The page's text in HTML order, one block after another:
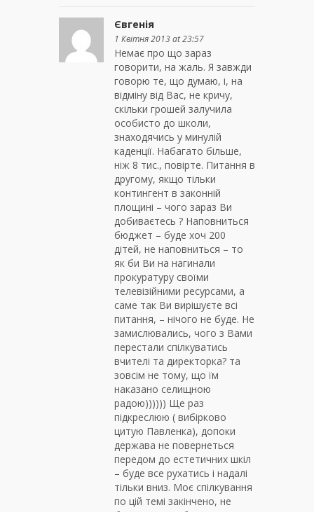
Євгенія
1 Квітня 2013 at 23:57
Немає про що зараз
говорити, на жаль. Я завжди
говорю те, що думаю, і, на
відміну від Вас, не кричу,
скільки грошей залучила
особисто до школи,
знаходячись у минулій
каденції. Набагато більше,
ніж 8 тис., повірте. Питання в
другому, якщо тільки
контингент в законній
площині – чого зараз Ви
добиваєтесь ? Наповниться
бюджет – буде хоч 200
дітей, не наповниться – то
як би Ви на нагинали
прокуратуру своїми
телевізійними ресурсами, а
саме так Ви вирішуєте всі
питання, – нічого не буде. Не
замислювались, чого з Вами
перестали спілкуватись
вчителі та директорка? та
зовсім не тому, що їм
наказано селищною
радою)))))) Ще раз
підкреслюю ( вибірково
цитую Павленка), допоки
держава не повернеться
передом до естетичних шкіл
– буде все рухатись і надалі
тільки вниз. Моє спілкування
по цій темі закінчено, не